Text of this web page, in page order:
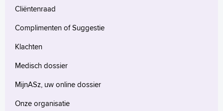
Cliëntenraad
Complimenten of Suggestie
Klachten
Medisch dossier
MijnASz, uw online dossier
Onze organisatie